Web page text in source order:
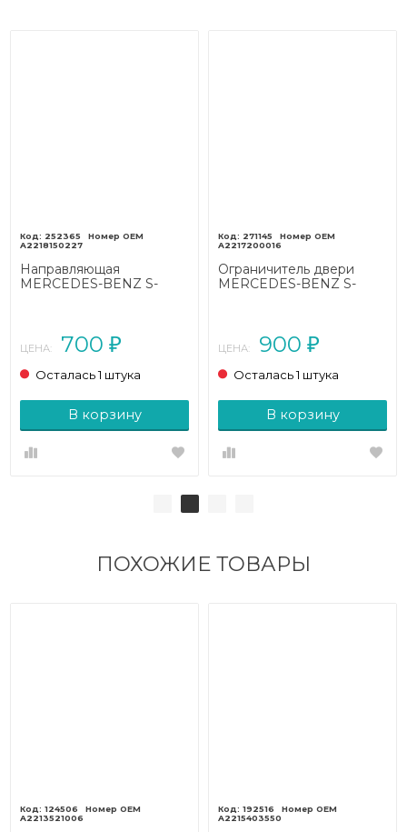
252365
A2218150227
Направляющая
MERCEDES-BENZ S-
ЦЕНА: 700 ₽
Осталась 1 штука
В корзину
271145
A2217200016
Ограничитель двери
MERCEDES-BENZ S-
ЦЕНА: 900 ₽
Осталась 1 штука
В корзину
ПОХОЖИЕ ТОВАРЫ
124506
A2213521006
192516
A2215403550